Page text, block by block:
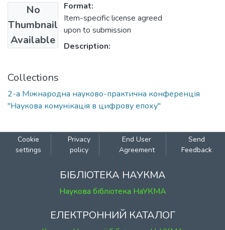
No
Thumbnail
Available
Format:
Item-specific license agreed
upon to submission
Description:
Collections
2-а Міжнародна науково-практична конференція
"Наукова комунікація в цифрову епоху"
Cookie
settings
Privacy
policy
End User
Agreement
Send
Feedback
БІБЛІОТЕКА НАУКМА
Наукова бібліотека НаУКМА
ЕЛЕКТРОННИЙ КАТАЛОГ